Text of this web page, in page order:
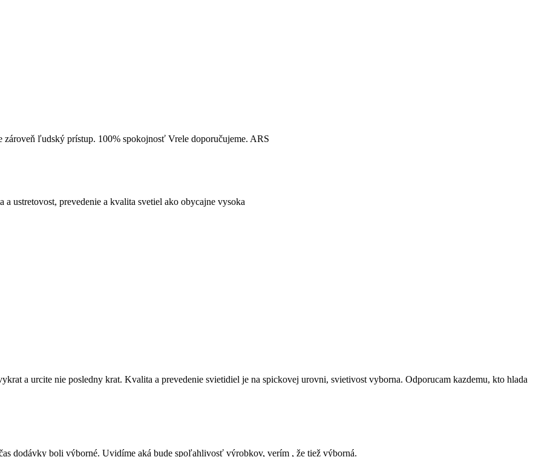
ľudský prístup. 100% spokojnosť Vrele doporučujeme. ARS
ustretovost, prevedenie a kvalita svetiel ako obycajne vysoka
a urcite nie posledny krat. Kvalita a prevedenie svietidiel je na spickovej urovni, svietivost vyborna. Odporucam kazdemu, kto hlada
dodávky boli výborné. Uvidíme aká bude spoľahlivosť výrobkov, verím , že tiež výborná.